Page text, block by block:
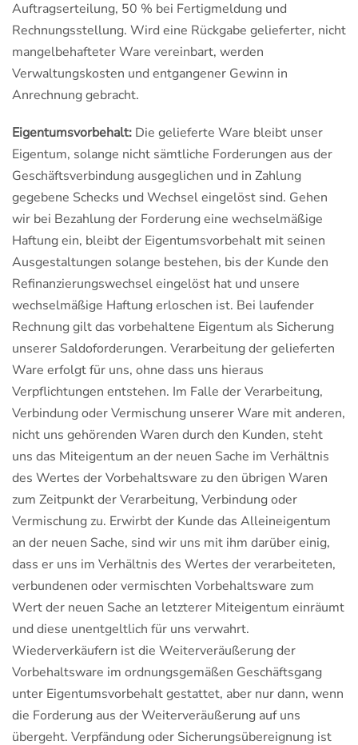
Auftragserteilung, 50 % bei Fertigmeldung und
Rechnungsstellung. Wird eine Rückgabe gelieferter, nicht
mangelbehafteter Ware vereinbart, werden
Verwaltungskosten und entgangener Gewinn in
Anrechnung gebracht.
Eigentumsvorbehalt: Die gelieferte Ware bleibt unser
Eigentum, solange nicht sämtliche Forderungen aus der
Geschäftsverbindung ausgeglichen und in Zahlung
gegebene Schecks und Wechsel eingelöst sind. Gehen
wir bei Bezahlung der Forderung eine wechselmäßige
Haftung ein, bleibt der Eigentumsvorbehalt mit seinen
Ausgestaltungen solange bestehen, bis der Kunde den
Refinanzierungswechsel eingelöst hat und unsere
wechselmäßige Haftung erloschen ist. Bei laufender
Rechnung gilt das vorbehaltene Eigentum als Sicherung
unserer Saldoforderungen. Verarbeitung der gelieferten
Ware erfolgt für uns, ohne dass uns hieraus
Verpflichtungen entstehen. Im Falle der Verarbeitung,
Verbindung oder Vermischung unserer Ware mit anderen,
nicht uns gehörenden Waren durch den Kunden, steht
uns das Miteigentum an der neuen Sache im Verhältnis
des Wertes der Vorbehaltsware zu den übrigen Waren
zum Zeitpunkt der Verarbeitung, Verbindung oder
Vermischung zu. Erwirbt der Kunde das Alleineigentum
an der neuen Sache, sind wir uns mit ihm darüber einig,
dass er uns im Verhältnis des Wertes der verarbeiteten,
verbundenen oder vermischten Vorbehaltsware zum
Wert der neuen Sache an letzterer Miteigentum einräumt
und diese unentgeltlich für uns verwahrt.
Wiederverkäufern ist die Weiterveräußerung der
Vorbehaltsware im ordnungsgemäßen Geschäftsgang
unter Eigentumsvorbehalt gestattet, aber nur dann, wenn
die Forderung aus der Weiterveräußerung auf uns
übergeht. Verpfändung oder Sicherungsübereignung ist